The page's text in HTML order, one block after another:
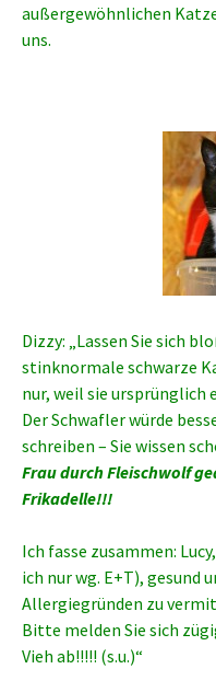
außergewöhnlichen
uns.
Dizzy: „Lassen Sie sich
stinknormale schwarze
nur, weil sie ursprünglich
Der Schwafler würde
schreiben – Sie wissen
Frau durch Fleischwolf
Frikadelle!!!
Ich fasse zusammen:
ich nur wg. E+T), gesund
Allergiegründen zu
Bitte melden Sie sich
Vieh ab!!!!! (s.u.)“